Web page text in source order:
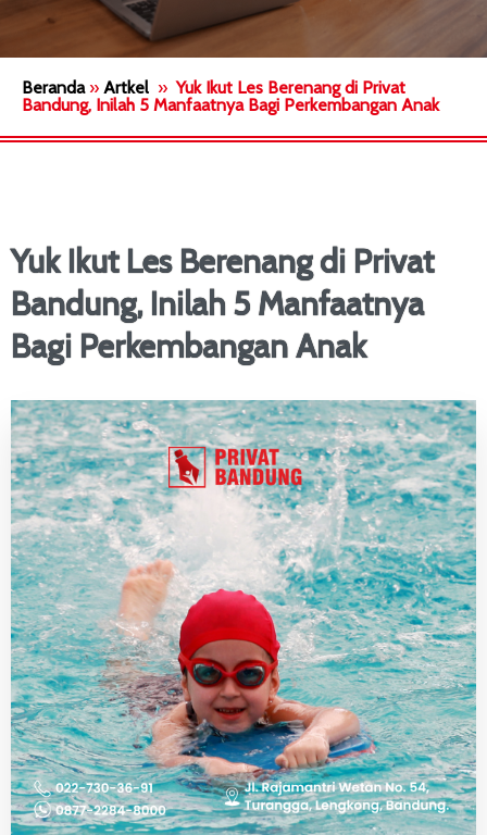
Beranda» Artkel » Yuk Ikut Les Berenang di Privat
Bandung, Inilah 5 Manfaatnya Bagi Perkembangan Anak
Yuk Ikut Les Berenang di Privat
Bandung, Inilah 5 Manfaatnya
Bagi Perkembangan Anak